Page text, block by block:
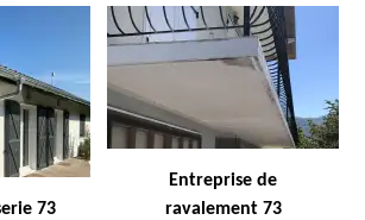
73
Entreprise de
ravalement 73